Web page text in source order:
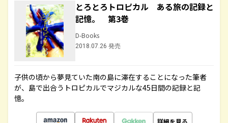
とろとろトロピカル ある旅の記録と
記憶。 第3巻
D-Books
2018.07.26 発売
子供の頃から夢見ていた南の島に滞在することになった筆者
が、島で出合うトロピカルでマジカルな45日間の記録と記
憶。
詳細を見る